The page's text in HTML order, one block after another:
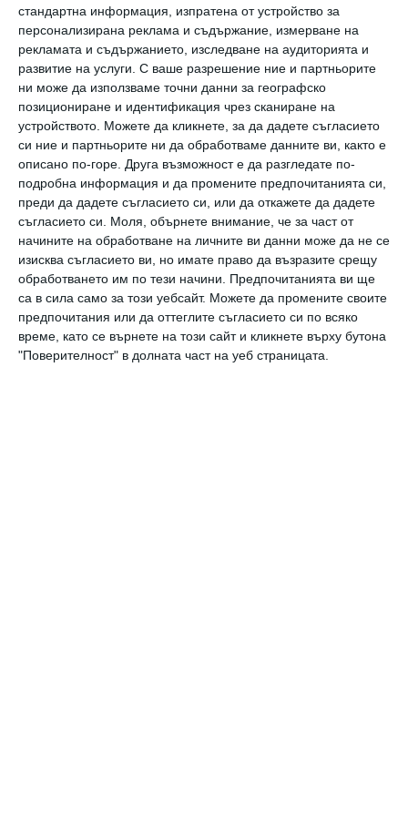
стандартна информация, изпратена от устройство за
персонализирана реклама и съдържание, измерване на
рекламата и съдържанието, изследване на аудиторията и
развитие на услуги. С ваше разрешение ние и партньорите
ни може да използваме точни данни за географско
позициониране и идентификация чрез сканиране на
устройството. Можете да кликнете, за да дадете съгласието
си ние и партньорите ни да обработваме данните ви, както е
описано по-горе. Друга възможност е да разгледате по-
подробна информация и да промените предпочитанията си,
преди да дадете съгласието си, или да откажете да дадете
съгласието си.
Моля, обърнете внимание, че за част от
начините на обработване на личните ви данни може да не се
изисква съгласието ви, но имате право да възразите срещу
обработването им по тези начини. Предпочитанията ви ще
са в сила само за този уебсайт. Можете да промените своите
предпочитания или да оттеглите съгласието си по всяко
време, като се върнете на този сайт и кликнете върху бутона
"Поверителност" в долната част на уеб страницата.
полът на детето е точно това, което сте
искали, емоционалното въздействие е много
силно. Но дори и да не е, това пак е радостна
новина. А и вече имате и по-ясно
изображение на детето, което носите. И
започвате да мислите не за То, а за Нея или
Него, умувате кои ваши черти ще наследи и
кои от партньора ви.
Първото движение
Всяка жена го описва по различен начин: като
погалване на пеперудени крила, като
разтърсване и дори като електрошок.